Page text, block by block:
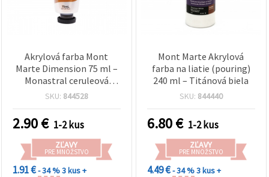
Akrylová farba Mont
Marte Dimension 75 ml –
Monastral ceruleová
nebeská modrá
SKU: 844528
2.90€ 1-2 kus
ZĽAVY
PRE MNOŽSTVO
1.91 €- 34 %3 kus +
Mont Marte Akrylová
farba na liatie (pouring)
240 ml – Titánová biela
SKU: 844440
6.80€ 1-2 kus
ZĽAVY
PRE MNOŽSTVO
4.49 €- 34 %3 kus +